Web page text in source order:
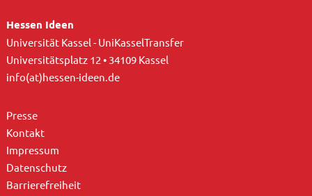
Hessen Ideen
Universität Kassel - UniKasselTransfer
Universitätsplatz 12 • 34109 Kassel
info(at)hessen-ideen.de
Presse
Kontakt
Impressum
Datenschutz
Barrierefreiheit